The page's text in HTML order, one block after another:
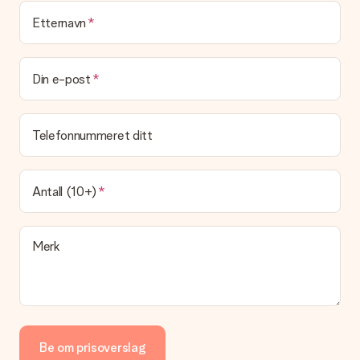
Leveringstid, leveringsalternativer og frakt
Kan jeg velge en leveringsdato?
Det er ikke mulig å velge en bestemt leveringsdato.
Leveringstiden er indikert på produktsiden til gaven. Du kan
stole på at vår operatør leverer gaven din denne dagen.
Hvilke leveringsalternativer kan jeg velge mellom?
For tiden er det ikke mulig å velge et leveringsalternativ.
Gaven du bestiller sendes enten som en pakke eller som
postbokslevering. Vil du vite hvilket alternativ bestillingen din
faller inn under? Ta kontakt med vår kundeservice.
Vi tilbyr følgende betalingsmåter: Paypal, kredittkort, faktura
nettbanken vil levering av gaven din skje opptil 3 dager
senere. Dette er fordi det kan ta opptil 3 dager før betalingen
Etternavn
Din e-post
Telefonnummeret ditt
Antall (10+)
Merk
Be om prisoverslag